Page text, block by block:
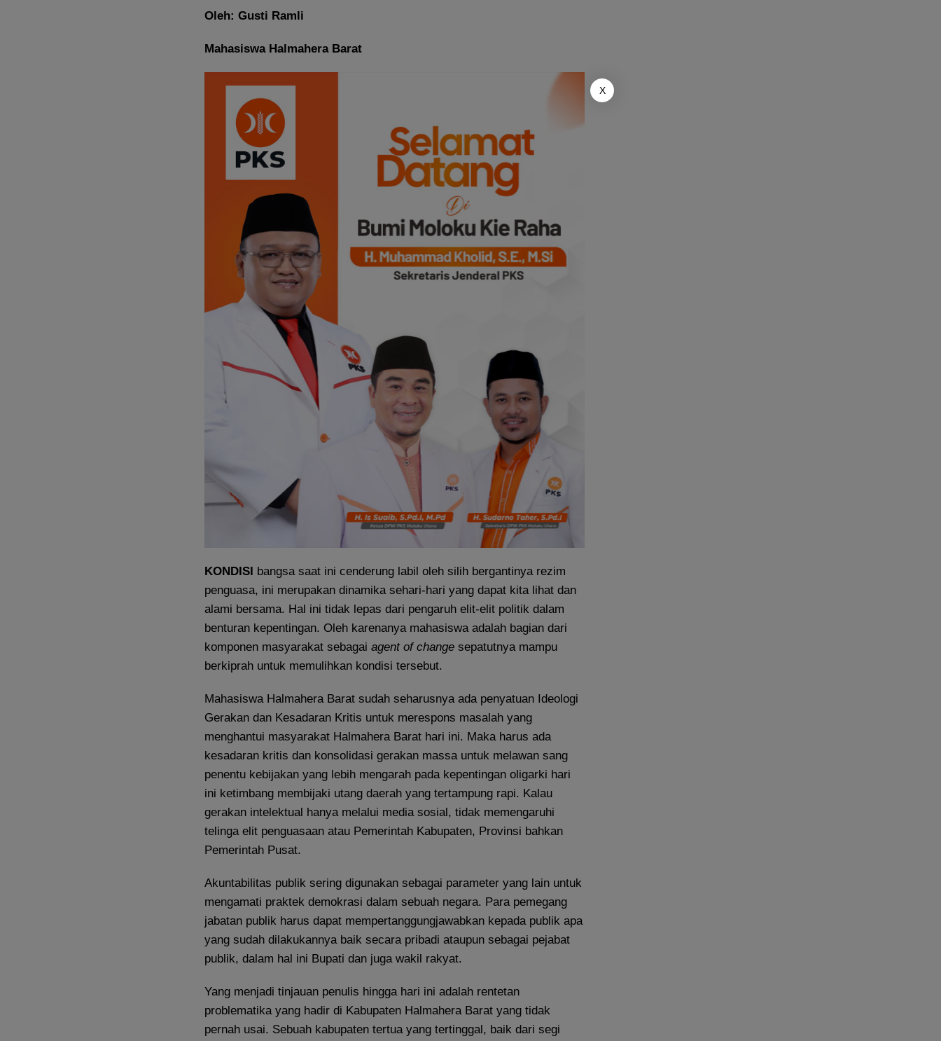
Oleh: Gusti Ramli
Mahasiswa Halmahera Barat
KONDISI
bangsa saat ini cenderung labil oleh silih bergantinya rezim
penguasa, ini merupakan dinamika sehari-hari yang dapat kita lihat dan
alami bersama. Hal ini tidak lepas dari pengaruh elit-elit politik dalam
benturan kepentingan. Oleh karenanya mahasiswa adalah bagian dari
komponen masyarakat sebagai agent of change sepatutnya mampu
berkiprah untuk memulihkan kondisi tersebut.
Mahasiswa Halmahera Barat sudah seharusnya ada penyatuan Ideologi
Gerakan dan Kesadaran Kritis untuk merespons masalah yang
menghantui masyarakat Halmahera Barat hari ini. Maka harus ada
kesadaran kritis dan konsolidasi gerakan massa untuk melawan sang
penentu kebijakan yang lebih mengarah pada kepentingan oligarki hari
ini ketimbang membijaki utang daerah yang tertampung rapi. Kalau
gerakan intelektual hanya melalui media sosial, tidak memengaruhi
telinga elit penguasaan atau Pemerintah Kabupaten, Provinsi bahkan
Pemerintah Pusat.
Akuntabilitas publik sering digunakan sebagai parameter yang lain untuk
mengamati praktek demokrasi dalam sebuah negara. Para pemegang
jabatan publik harus dapat mempertanggungjawabkan kepada publik apa
yang sudah dilakukannya baik secara pribadi ataupun sebagai pejabat
publik, dalam hal ini Bupati dan juga wakil rakyat.
Yang menjadi tinjauan penulis hingga hari ini adalah rentetan
problematika yang hadir di Kabupaten Halmahera Barat yang tidak
pernah usai. Sebuah kabupaten tertua yang tertinggal, baik dari segi
X